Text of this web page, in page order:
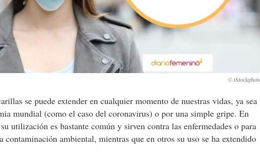
se puede extender en cualquier momento de nuestras vidas, ya sea
mundial (como el caso del coronavirus) o por una simple gripe. En
utilización es bastante común y sirven contra las enfermedades o para
contaminación ambiental, mientras que en otros su uso se ha extendido